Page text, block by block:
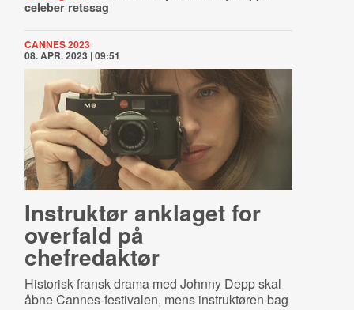
celeber retssag
CANNES 2023
08. APR. 2023 | 09:51
Instruktør anklaget for
overfald på
chefredaktør
Historisk fransk drama med Johnny Depp skal
åbne Cannes-festivalen, mens instruktøren bag